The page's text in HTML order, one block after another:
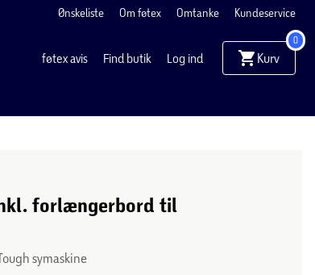
Ønskeliste Om føtex Omtanke Kundeservice
føtex avis Find butik Log ind Kurv
0
forlængerbord til
symaskine